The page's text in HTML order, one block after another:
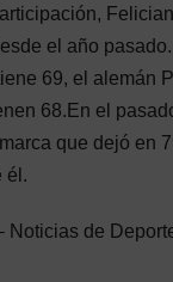
el año
69, el alemán
68.En el
que dejó en
él.
Noticias de